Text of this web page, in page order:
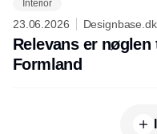
Interior
23.06.2026 Designbase.dk
Relevans er
Formland